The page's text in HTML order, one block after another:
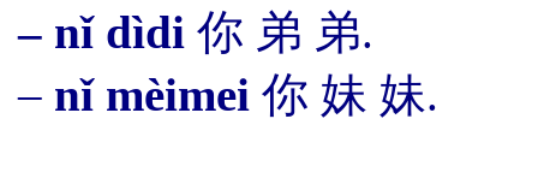
– nǐ dìdi 你 弟 弟.
– nǐ mèimei 你 妹 妹.